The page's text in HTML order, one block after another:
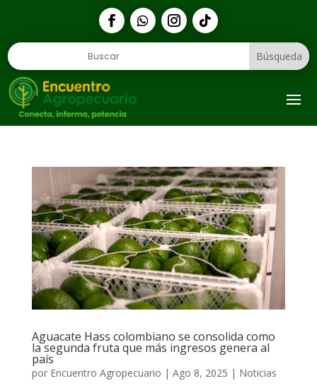
Aguacate Hass colombiano se consolida como
la segunda fruta que más ingresos genera al
país
por Encuentro Agropecuario | Ago 8, 2025 | Noticias